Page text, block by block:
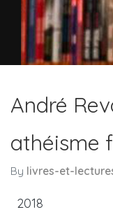
André
athéisme
By livres-et-
2018